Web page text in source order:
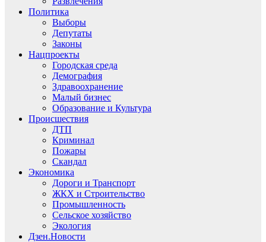
Политика
Выборы
Депутаты
Законы
Нацпроекты
Городская среда
Демография
Здравоохранение
Малый бизнес
Образование и Культура
Происшествия
ДТП
Криминал
Пожары
Скандал
Экономика
Дороги и Транспорт
ЖКХ и Строительство
Промышленность
Сельское хозяйство
Экология
Дзен.Новости